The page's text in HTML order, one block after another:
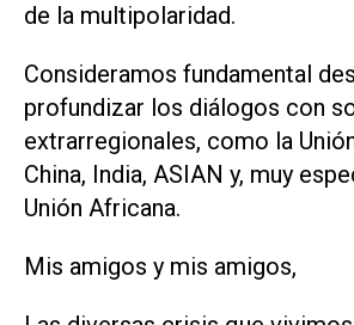
de la multipolaridad.
Consideramos fundamental
profundizar los diálogos con
extrarregionales, como la
China, India, ASIAN y, muy
Unión Africana.
Mis amigos y mis amigos,